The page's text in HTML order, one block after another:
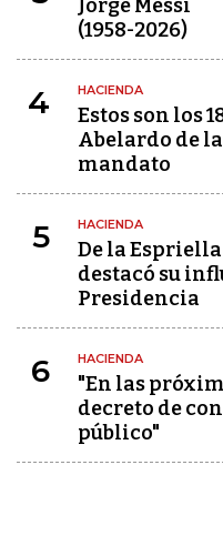
Jorge Messi
(1958-2026)
4 HACIENDA
Estos son los
Abelardo de
mandato
5 HACIENDA
De la
destacó su
Presidencia
6 HACIENDA
"En las
decreto de
público"